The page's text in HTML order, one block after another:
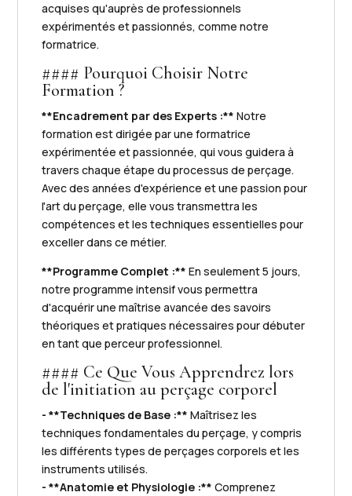
acquises qu'auprès de professionnels
expérimentés et passionnés, comme notre
formatrice.
#### Pourquoi Choisir Notre
Formation ?
**Encadrement par des Experts :** Notre
formation est dirigée par une formatrice
expérimentée et passionnée, qui vous guidera à
travers chaque étape du processus de perçage.
Avec des années d'expérience et une passion pour
l'art du perçage, elle vous transmettra les
compétences et les techniques essentielles pour
exceller dans ce métier.
**Programme Complet :** En seulement 5 jours,
notre programme intensif vous permettra
d'acquérir une maîtrise avancée des savoirs
théoriques et pratiques nécessaires pour débuter
en tant que perceur professionnel.
#### Ce Que Vous Apprendrez lors
de l'initiation au perçage corporel
- **Techniques de Base :** Maîtrisez les
techniques fondamentales du perçage, y compris
les différents types de perçages corporels et les
instruments utilisés.
- **Anatomie et Physiologie :** Comprenez